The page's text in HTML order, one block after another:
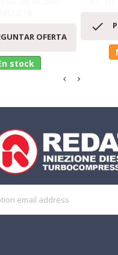
OFERTA
stock
